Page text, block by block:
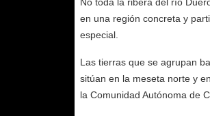
en una región concreta y
especial.
Las tierras que se agrupan
sitúan en la meseta norte y
la Comunidad Autónoma de